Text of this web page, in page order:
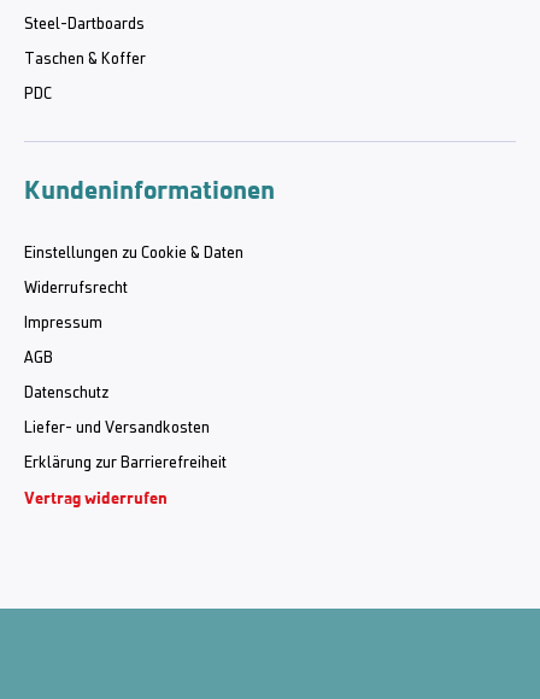
Steel-Dartboards
Taschen & Koffer
PDC
Kundeninformationen
Einstellungen zu Cookie & Daten
Widerrufsrecht
Impressum
AGB
Datenschutz
Liefer- und Versandkosten
Erklärung zur Barrierefreiheit
Vertrag widerrufen